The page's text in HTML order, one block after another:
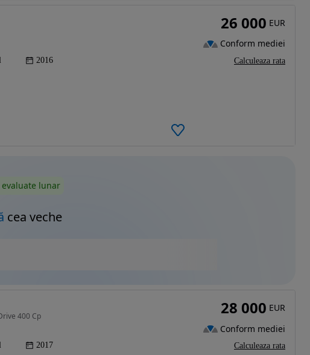
2016
26 000 EUR
Conform mediei
Calculeaza rata
lunar
cea veche
400 Cp
2017
28 000 EUR
Conform mediei
Calculeaza rata